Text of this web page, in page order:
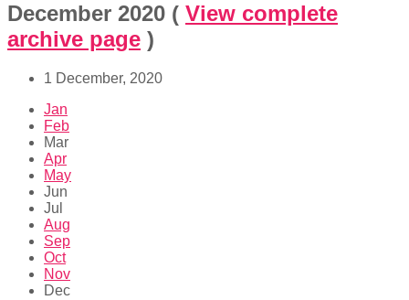
December 2020 ( View complete
archive page )
1 December, 2020
Jan
Feb
Mar
Apr
May
Jun
Jul
Aug
Sep
Oct
Nov
Dec